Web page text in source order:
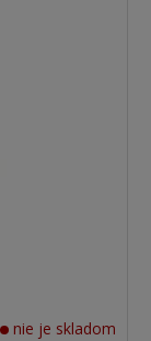
nie je skladom